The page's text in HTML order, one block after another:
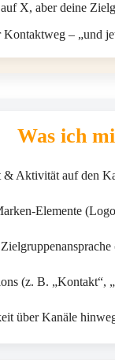
X, aber deine
– „und
Was ich
& Aktivität auf den
Elemente
(z. B. „Kontakt“,
über Kanäle